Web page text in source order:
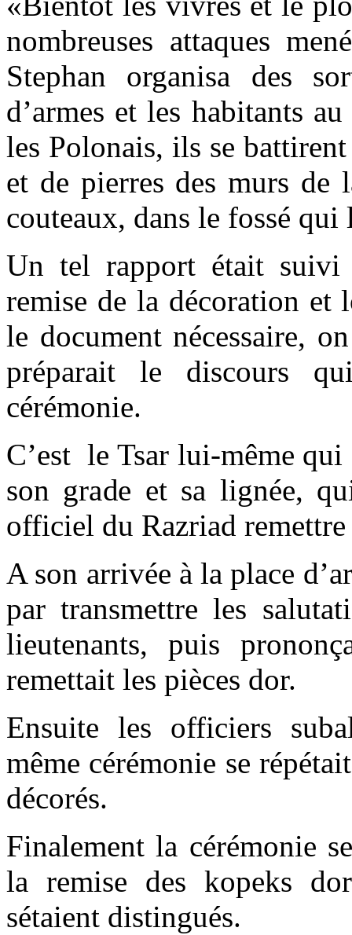
nombreuses attaques
Stephan organisa des
d’armes et les habitants
les Polonais, ils se
et de pierres des murs
couteaux, dans le fossé
Un tel rapport était suivi
remise de la décoration et
le document nécessaire,
préparait le discours
cérémonie.
C’est le Tsar lui-même
son grade et sa lignée,
officiel du Razriad
A son arrivée à la place
par transmettre les
lieutenants, puis
remettait les pièces dor.
Ensuite les officiers
même cérémonie se
décorés.
Finalement la cérémonie
la remise des kopeks
sétaient distingués.